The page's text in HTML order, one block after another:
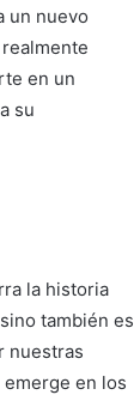
un nuevo
en un
su
la historia
también es
nuestras
en los